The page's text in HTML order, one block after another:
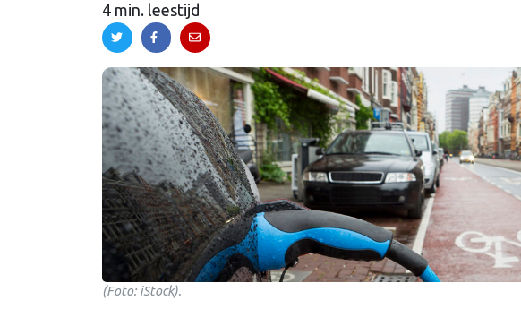
4 min. leestijd
(Foto: iStock).